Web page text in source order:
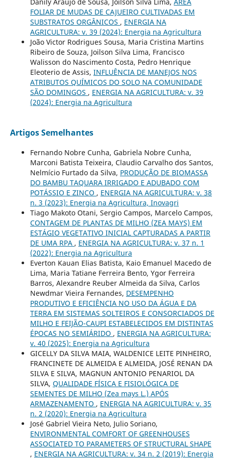
FOLIAR DE MUDAS DE CAJUEIRO CULTIVADAS EM
SUBSTRATOS ORGÂNICOS , ENERGIA NA
AGRICULTURA: v. 39 (2024): Energia na Agricultura
João Victor Rodrigues Sousa, Maria Cristina Martins
Ribeiro de Souza, Joilson Silva Lima, Francisco
Walisson do Nascimento Costa, Pedro Henrique
Eleoterio de Assis, INFLUÊNCIA DE MANEJOS NOS
ATRIBUTOS QUÍMICOS DO SOLO NA COMUNIDADE
SÃO DOMINGOS , ENERGIA NA AGRICULTURA: v. 39
(2024): Energia na Agricultura
Artigos Semelhantes
Fernando Nobre Cunha, Gabriela Nobre Cunha,
Marconi Batista Teixeira, Claudio Carvalho dos Santos,
Nelmício Furtado da Silva, PRODUÇÃO DE BIOMASSA
DO BAMBU TAQUARA IRRIGADO E ADUBADO COM
POTÁSSIO E ZINCO , ENERGIA NA AGRICULTURA: v. 38
n. 3 (2023): Energia na Agricultura, Inovagri
Tiago Makoto Otani, Sergio Campos, Marcelo Campos,
CONTAGEM DE PLANTAS DE MILHO (ZEA MAYS) EM
ESTÁGIO VEGETATIVO INICIAL CAPTURADAS A PARTIR
DE UMA RPA , ENERGIA NA AGRICULTURA: v. 37 n. 1
(2022): Energia na Agricultura
Everton Kauan Elias Batista, Kaio Emanuel Macedo de
Lima, Maria Tatiane Ferreira Bento, Ygor Ferreira
Barros, Alexandre Reuber Almeida da Silva, Carlos
Newdmar Vieira Fernandes, DESEMPENHO
PRODUTIVO E EFICIÊNCIA NO USO DA ÁGUA E DA
TERRA EM SISTEMAS SOLTEIROS E CONSORCIADOS DE
MILHO E FEIJÃO-CAUPI ESTABELECIDOS EM DISTINTAS
ÉPOCAS NO SEMIÁRIDO , ENERGIA NA AGRICULTURA:
v. 40 (2025): Energia na Agricultura
GICELLY DA SILVA MAIA, WALDENICE LEITE PINHEIRO,
FRANCINETE DE ALMEIDA E ALMEIDA, JOSÉ RENAN DA
SILVA E SILVA, MAGNUN ANTONIO PENARIOL DA
SILVA, QUALIDADE FÍSICA E FISIOLÓGICA DE
SEMENTES DE MILHO (Zea mays L.) APÓS
ARMAZENAMENTO , ENERGIA NA AGRICULTURA: v. 35
n. 2 (2020): Energia na Agricultura
José Gabriel Vieira Neto, Julio Soriano,
ENVIRONMENTAL COMFORT OF GREENHOUSES
ASSOCIATED TO PARAMETERS OF STRUCTURAL SHAPE
, ENERGIA NA AGRICULTURA: v. 34 n. 2 (2019): Energia